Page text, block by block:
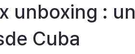
unboxing : un
Cuba